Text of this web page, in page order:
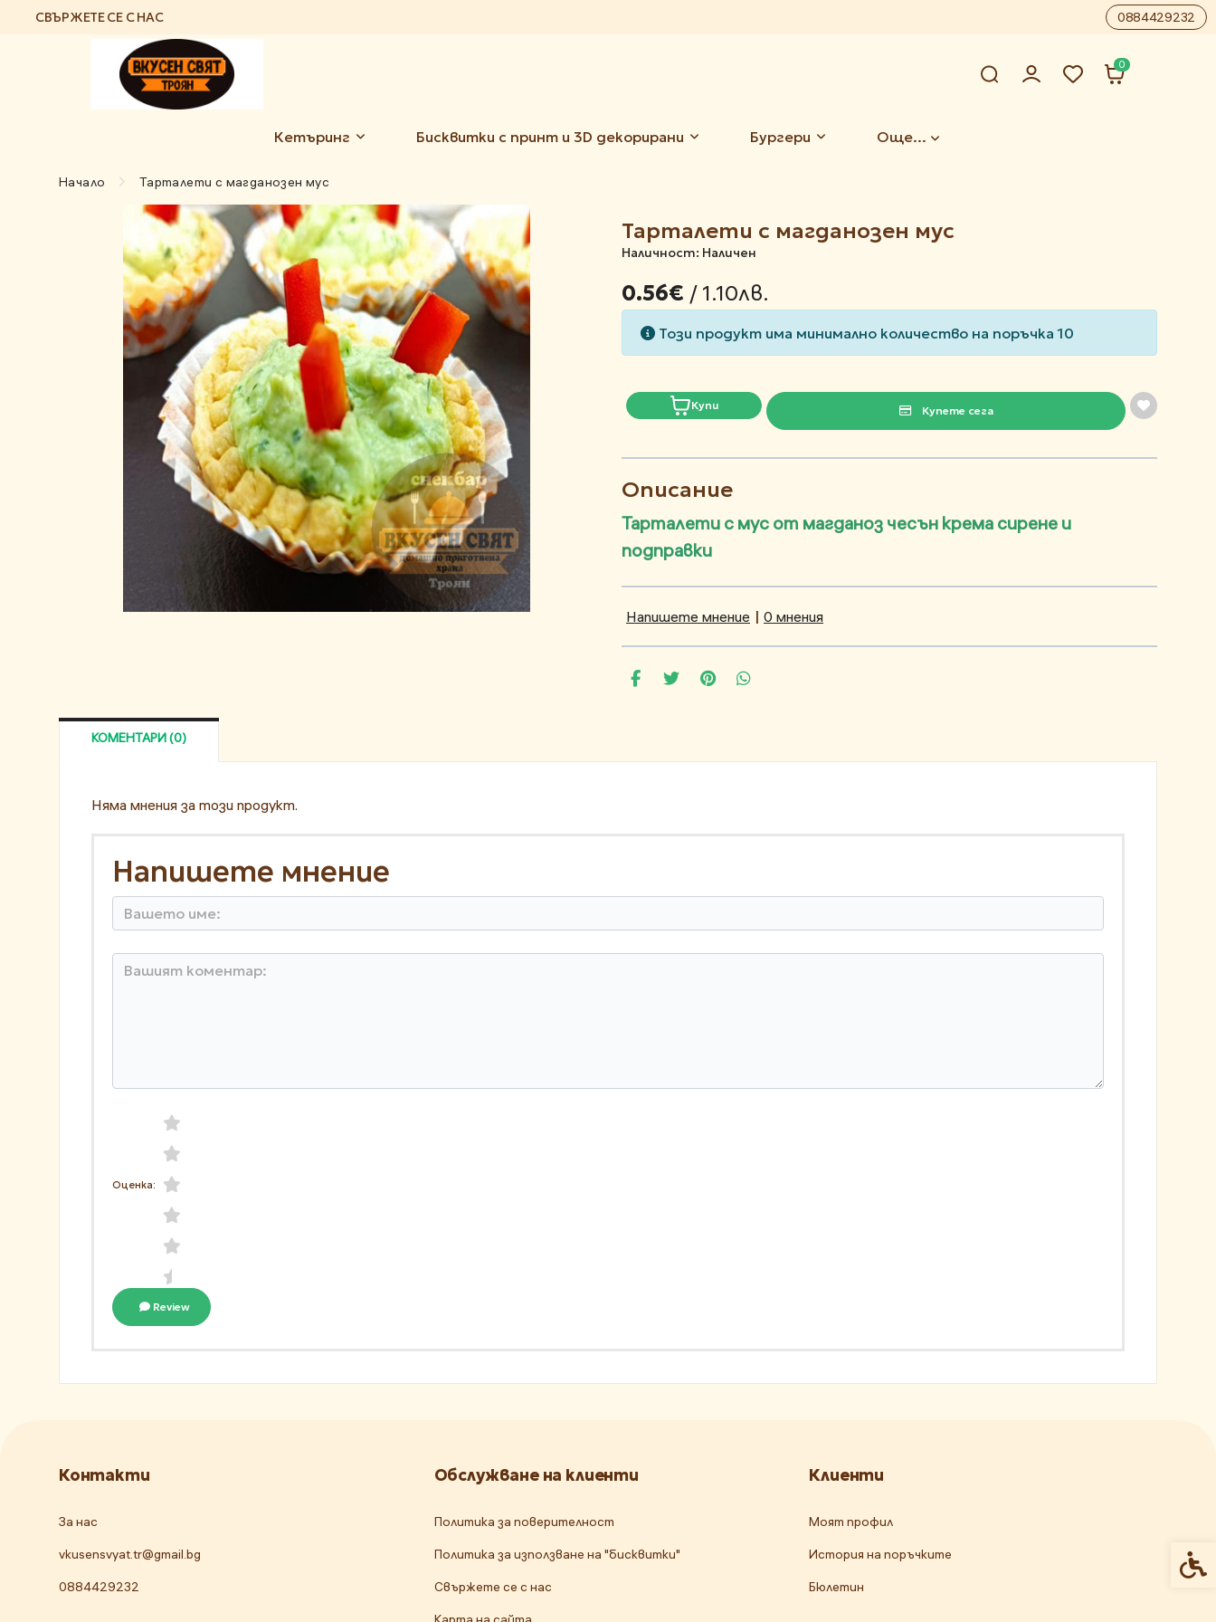
0884429232
СВЪРЖЕТЕ СЕ С НАС
0
Кетъринг Бисквитки с принт и 3D декорирани Бургери Още...
Начало Тарталети с магданозен мус
Тарталети с магданозен мус
Наличност: Наличен
0.56€ / 1.10лв.
Този продукт има минимално количество на поръчка 10
Купи Купете сега
Описание
Тарталети с мус от магданоз чесън крема сирене и
подправки
Напишете мнение | 0 мнения
КОМЕНТАРИ (0)
Няма мнения за този продукт.
Напишете мнение
Оценка:
Review
Контакти
За нас
vkusensvyat.tr@gmail.bg
0884429232
Обслужване на клиенти
Политика за поверителност
Политика за използване на "бисквитки"
Свържете се с нас
Клиенти
Моят профил
История на поръчките
Бюлетин